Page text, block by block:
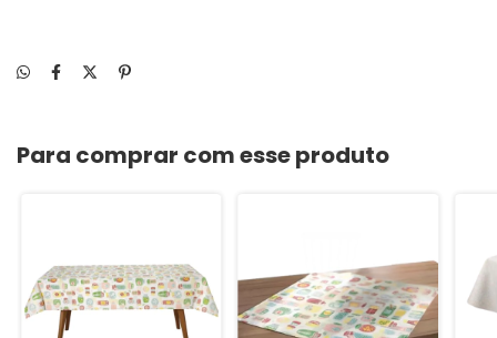
Para comprar com esse produto